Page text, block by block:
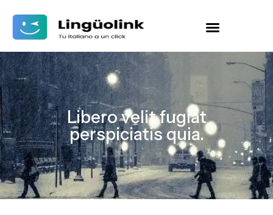
Libero velit fugiat
perspiciatis quia.